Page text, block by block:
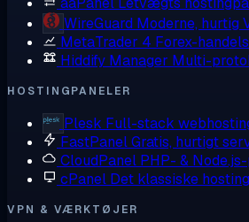
WireGuard Moderne, hurtig
MetaTrader 4 Forex-
Hiddify Manager Multi-
HOSTINGPANELER
Plesk Full-stack
FastPanelGratis, hurtigt
CloudPanel PHP- &
cPanel Det klassiske
VPN & VÆRKTØJER